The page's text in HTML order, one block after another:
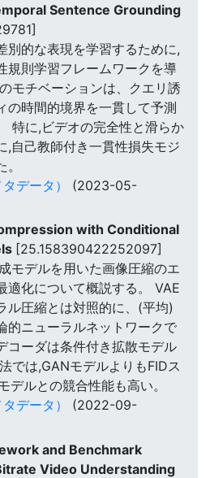
Sentence Grounding
別的な表現を学習するために,
規則学習フレームワークを導
モチベーションは、クエリ誘
の時間的境界を一貫して予測
特に,ビデオの完全性と滑らか
,自己教師付き一貫性損失モジ
データ）
(2023-05-
with Conditional
[25.158390422252097]
モデルを用いた画像圧縮のエ
適化について概説する。 VAE
ル圧縮とは対照的に、(平均)
的ニューラルネットワークで
コーダは条件付き拡散モデル
では,GANモデルよりもFIDス
デルとの競合性能も高い。
データ）
(2022-09-
and Benchmark
Video Understanding